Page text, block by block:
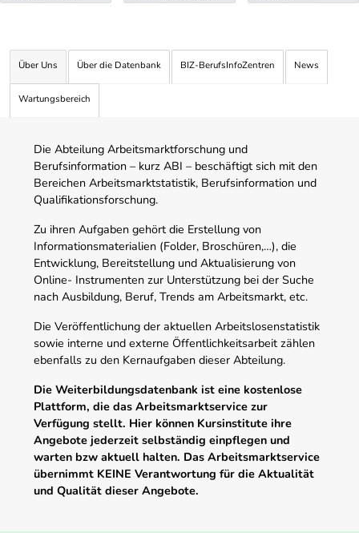
Über Uns Über die Datenbank BIZ-BerufsInfoZentren News
Wartungsbereich
Die Abteilung Arbeitsmarktforschung und
Berufsinformation – kurz ABI – beschäftigt sich mit den
Bereichen Arbeitsmarktstatistik, Berufsinformation und
Qualifikationsforschung.
Zu ihren Aufgaben gehört die Erstellung von
Informationsmaterialien (Folder, Broschüren,…), die
Entwicklung, Bereitstellung und Aktualisierung von
Online- Instrumenten zur Unterstützung bei der Suche
nach Ausbildung, Beruf, Trends am Arbeitsmarkt, etc.
Die Veröffentlichung der aktuellen Arbeitslosenstatistik
sowie interne und externe Öffentlichkeitsarbeit zählen
ebenfalls zu den Kernaufgaben dieser Abteilung.
Die Weiterbildungsdatenbank ist eine kostenlose
Plattform, die das Arbeitsmarktservice zur
Verfügung stellt. Hier können Kursinstitute ihre
Angebote jederzeit selbständig einpflegen und
warten bzw aktuell halten. Das Arbeitsmarktservice
übernimmt KEINE Verantwortung für die Aktualität
und Qualität dieser Angebote.